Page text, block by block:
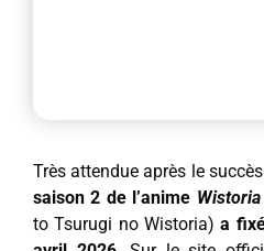
Très attendue après le
saison 2 de l’anime
to Tsurugi no Wistoria)a